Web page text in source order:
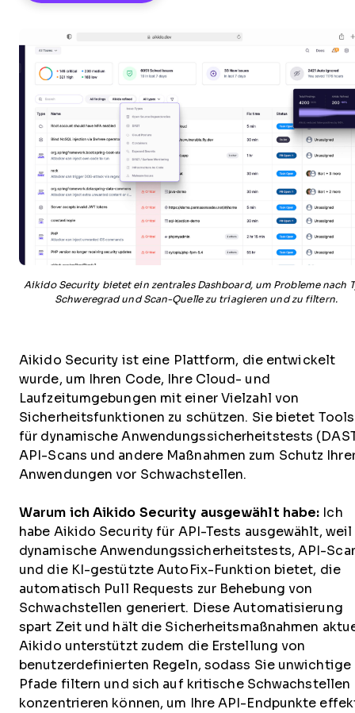
Aikido Security bietet ein zentrales Dashboard, um Probleme nach
Schweregrad und Scan-Quelle zu triagieren und zu filtern.
Aikido Security ist eine Plattform, die entwickelt
wurde, um Ihren Code, Ihre Cloud- und
Laufzeitumgebungen mit einer Vielzahl von
Sicherheitsfunktionen zu schützen. Sie bietet Tools
für dynamische Anwendungssicherheitstests
API-Scans und andere Maßnahmen zum Schutz
Anwendungen vor Schwachstellen.
Warum ich Aikido Security ausgewählt habe: Ich
habe Aikido Security für API-Tests ausgewählt, weil
dynamische Anwendungssicherheitstests, API-
und die KI-gestützte AutoFix-Funktion bietet, die
automatisch Pull Requests zur Behebung von
Schwachstellen generiert. Diese Automatisierung
spart Zeit und hält die Sicherheitsmaßnahmen
Aikido unterstützt zudem die Erstellung von
benutzerdefinierten Regeln, sodass Sie unwichtige
Pfade filtern und sich auf kritische Schwachstellen
konzentrieren können, um Ihre API-Endpunkte